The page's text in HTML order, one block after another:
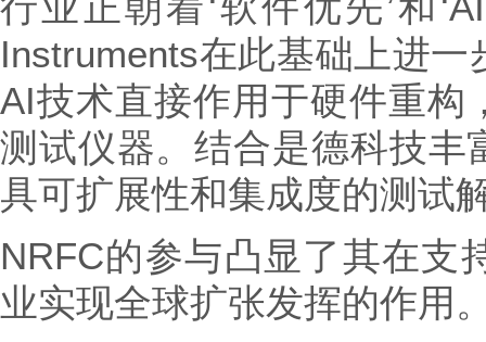
Instruments在此基础上进
AI技术直接作用于硬件重构
测试仪器。结合是德科技丰
具可扩展性和集成度的测试
NRFC的参与凸显了其在支
业实现全球扩张发挥的作用